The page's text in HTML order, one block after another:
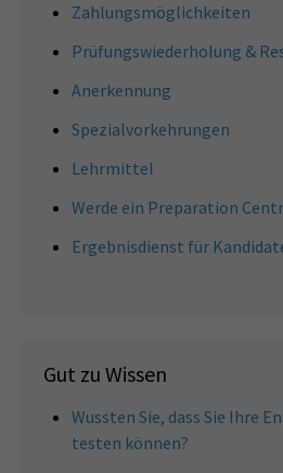
Zahlungsmöglichkeiten
Prüfungswiederholung &
Anerkennung
Spezialvorkehrungen
Lehrmittel
Werde ein Preparation
Ergebnisdienst für
Gut zu Wissen
Wussten Sie, dass Sie Ihre
testen können?